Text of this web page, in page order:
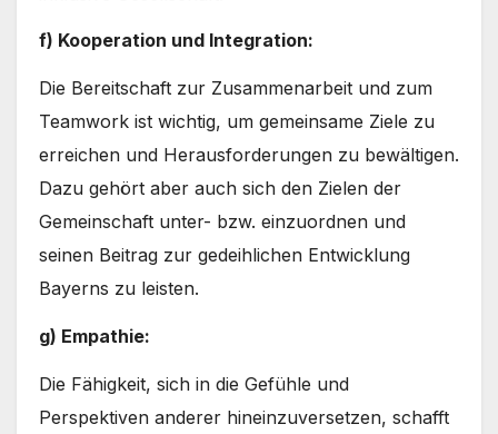
f) Kooperation und Integration:
Die Bereitschaft zur Zusammenarbeit und zum
Teamwork ist wichtig, um gemeinsame Ziele zu
erreichen und Herausforderungen zu bewältigen.
Dazu gehört aber auch sich den Zielen der
Gemeinschaft unter- bzw. einzuordnen und
seinen Beitrag zur gedeihlichen Entwicklung
Bayerns zu leisten.
g) Empathie:
Die Fähigkeit, sich in die Gefühle und
Perspektiven anderer hineinzuversetzen, schafft